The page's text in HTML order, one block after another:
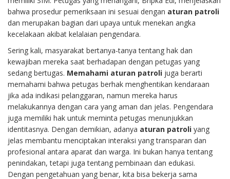
bahwa prosedur pemeriksaan ini sesuai dengan aturan patroli
dan merupakan bagian dari upaya untuk menekan angka
kecelakaan akibat kelalaian pengendara.
Sering kali, masyarakat bertanya-tanya tentang hak dan
kewajiban mereka saat berhadapan dengan petugas yang
sedang bertugas. Memahami aturan patroli juga berarti
memahami bahwa petugas berhak menghentikan kendaraan
jika ada indikasi pelanggaran, namun mereka harus
melakukannya dengan cara yang aman dan jelas. Pengendara
juga memiliki hak untuk meminta petugas menunjukkan
identitasnya. Dengan demikian, adanya aturan patroli yang
jelas membantu menciptakan interaksi yang transparan dan
profesional antara aparat dan warga. Ini bukan hanya tentang
penindakan, tetapi juga tentang pembinaan dan edukasi.
Dengan pengetahuan yang benar, kita bisa bekerja sama